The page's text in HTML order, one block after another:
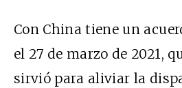
Con China tiene un
el 27 de marzo de 2021,
sirvió para aliviar la